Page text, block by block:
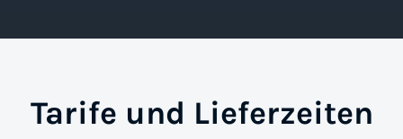
Tarife und Lieferzeiten